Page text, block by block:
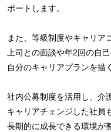
ポートします。
また、等級制度やキャリア
上司との面談や年2回の自己
自分のキャリアプランを描
社内公募制度を活用し、介
キャリアチェンジした社員
長期的に成長できる環境が